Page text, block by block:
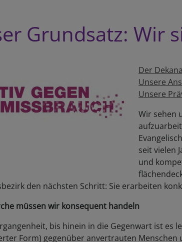
Grundsatz: Wir
Der
Unsere
Unsere
Wir sehen
seit vielen
und
den nächsten Schritt: Sie erarbeiten
müssen wir konsequent handeln
bis hinein in die Gegenwart ist es
Form) gegenüber anvertrauten